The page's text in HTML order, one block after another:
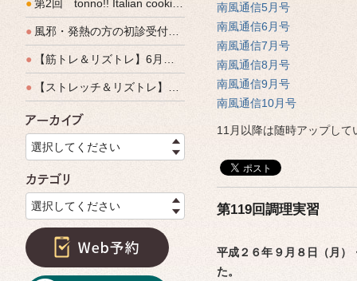
●第2回 tonno!! Italian cooking 開催しました
● 風邪・発熱の方の初診受付（発熱外来）、始めます
● 【筋トレ＆リズトレ】6月特別運動教室開催のご案内
● 【ストレッチ＆リズトレ】特別運動教室開催のご案内
アーカイブ
選択してください
選択してください
南風通信5月号
南風通信6月号
南風通信7月号
南風通信8月号
南風通信9月号
南風通信10月号
11月以降は随時アップし
第119回調理実習
平成２６年９月８日（月）
た。